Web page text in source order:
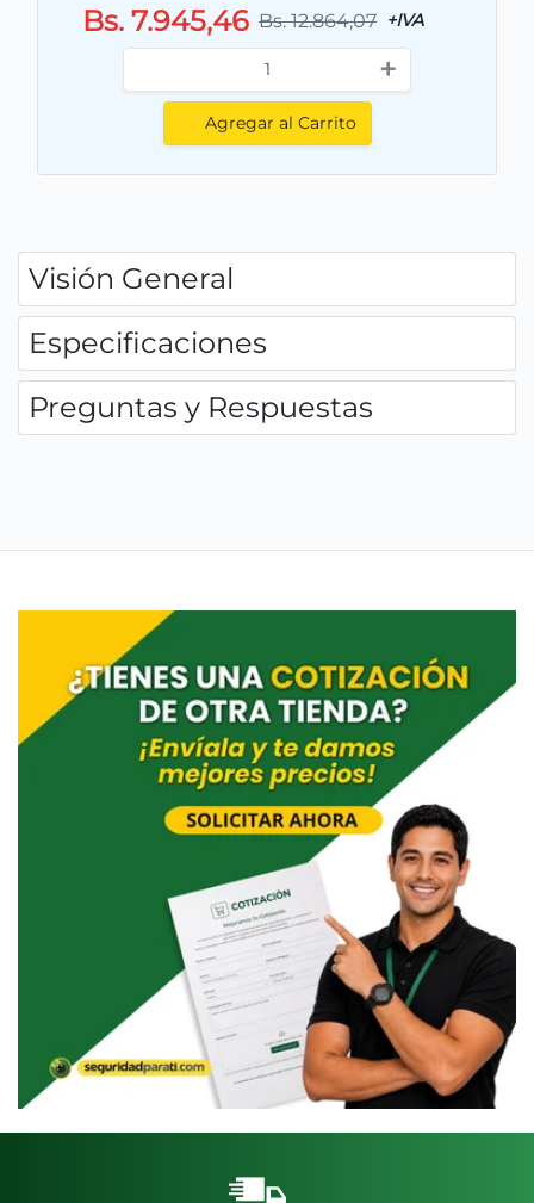
Bs. 7.945,46 Bs. 12.864,07 +IVA
+
Agregar al Carrito
Visión General
Especificaciones
Preguntas y Respuestas